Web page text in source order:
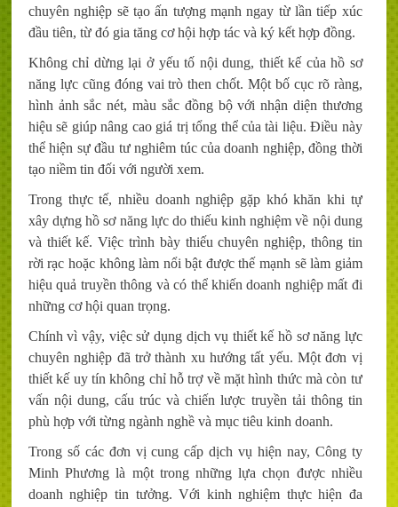
chuyên nghiệp sẽ tạo ấn tượng mạnh ngay từ lần tiếp xúc
đầu tiên, từ đó gia tăng cơ hội hợp tác và ký kết hợp đồng.
Không chỉ dừng lại ở yếu tố nội dung, thiết kế của hồ sơ
năng lực cũng đóng vai trò then chốt. Một bố cục rõ ràng,
hình ảnh sắc nét, màu sắc đồng bộ với nhận diện thương
hiệu sẽ giúp nâng cao giá trị tổng thể của tài liệu. Điều này
thể hiện sự đầu tư nghiêm túc của doanh nghiệp, đồng thời
tạo niềm tin đối với người xem.
Trong thực tế, nhiều doanh nghiệp gặp khó khăn khi tự
xây dựng hồ sơ năng lực do thiếu kinh nghiệm về nội dung
và thiết kế. Việc trình bày thiếu chuyên nghiệp, thông tin
rời rạc hoặc không làm nổi bật được thế mạnh sẽ làm giảm
hiệu quả truyền thông và có thể khiến doanh nghiệp mất đi
những cơ hội quan trọng.
Chính vì vậy, việc sử dụng dịch vụ thiết kế hồ sơ năng lực
chuyên nghiệp đã trở thành xu hướng tất yếu. Một đơn vị
thiết kế uy tín không chỉ hỗ trợ về mặt hình thức mà còn tư
vấn nội dung, cấu trúc và chiến lược truyền tải thông tin
phù hợp với từng ngành nghề và mục tiêu kinh doanh.
Trong số các đơn vị cung cấp dịch vụ hiện nay, Công ty
Minh Phương là một trong những lựa chọn được nhiều
doanh nghiệp tin tưởng. Với kinh nghiệm thực hiện đa